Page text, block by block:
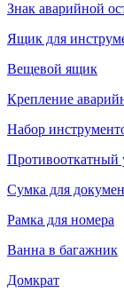
Знак аварийной
Ящик для
Вещевой ящик
Крепление
Набор
Противооткатный
Сумка для
Рамка для номера
Ванна в багажник
Домкрат